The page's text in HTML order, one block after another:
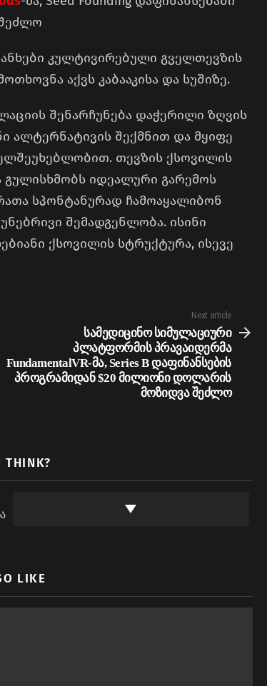
კულტივირებული გველთევზის
აქვს კაბააკისა და სუშიზე.
შენარჩუნება დაჭერილი ზღვის
ალტერნატივის შექმნით და მყიფე
თევზის ქსოვილის
გულისხმობს იდეალური გარემოს
სპონტანურად ჩამოაყალიბონ
შემადგენლობა. ისინი
ქსოვილის სტრუქტურა, ისევე
Next article
სამედიცინო სიმულაციური
პლატფორმის პრავაიდერმა
FundamentalVR-მა, Series B დაფინანსების
პროგრამიდან $20 მილიონი დოლარის
მოზიდვა შეძლო
THINK?
LIKE